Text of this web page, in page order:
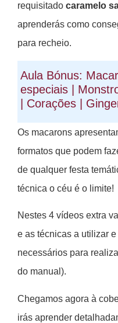
requisitado caramelo
aprenderás como
para recheio.
Aula Bónus:
especiais |
| Corações |
Os macarons
formatos que podem
de qualquer festa
técnica o céu é o limite!
Nestes 4 vídeos extra
e as técnicas a utilizar
necessários para
do manual).
Chegamos agora à
irás aprender